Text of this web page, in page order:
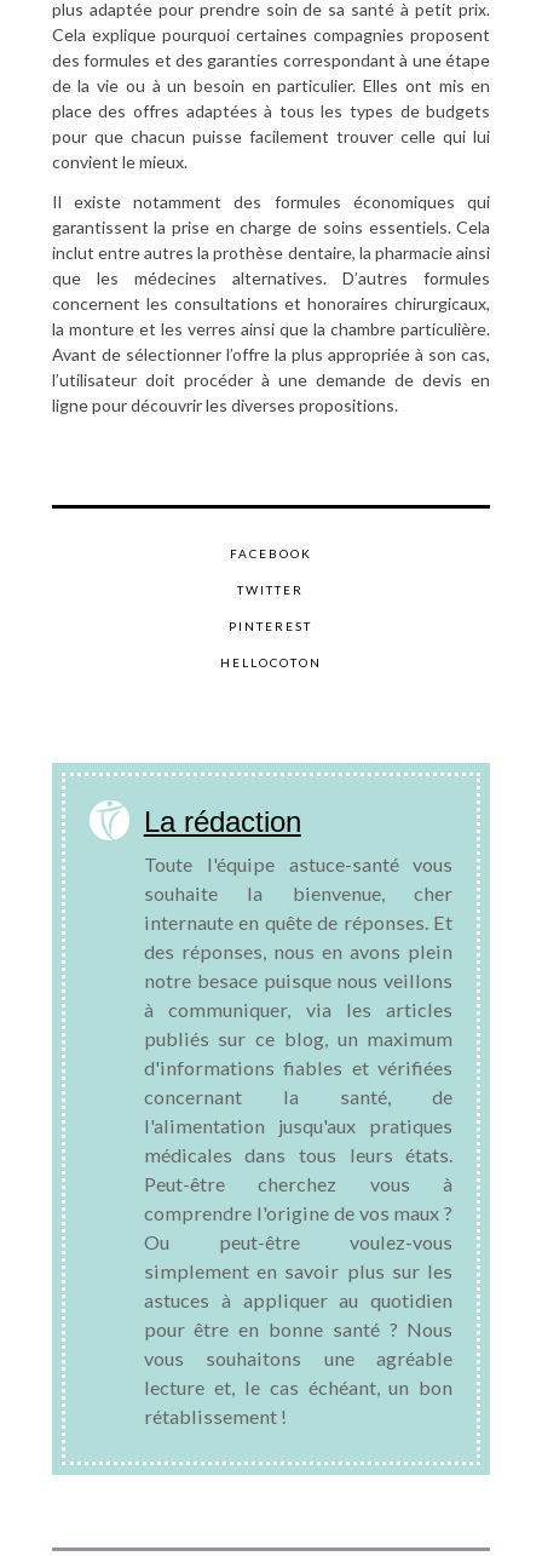
plus adaptée pour prendre soin de sa santé à petit prix.
Cela explique pourquoi certaines compagnies proposent
des formules et des garanties correspondant à une étape
de la vie ou à un besoin en particulier. Elles ont mis en
place des offres adaptées à tous les types de budgets
pour que chacun puisse facilement trouver celle qui lui
convient le mieux.
Il existe notamment des formules économiques qui
garantissent la prise en charge de soins essentiels. Cela
inclut entre autres la prothèse dentaire, la pharmacie ainsi
que les médecines alternatives. D’autres formules
concernent les consultations et honoraires chirurgicaux,
la monture et les verres ainsi que la chambre particulière.
Avant de sélectionner l’offre la plus appropriée à son cas,
l’utilisateur doit procéder à une demande de devis en
ligne pour découvrir les diverses propositions.
FACEBOOK
TWITTER
PINTEREST
HELLOCOTON
La rédaction
Toute l'équipe astuce-santé vous
souhaite la bienvenue, cher
internaute en quête de réponses. Et
des réponses, nous en avons plein
notre besace puisque nous veillons
à communiquer, via les articles
publiés sur ce blog, un maximum
d'informations fiables et vérifiées
concernant la santé, de
l'alimentation jusqu'aux pratiques
médicales dans tous leurs états.
Peut-être cherchez vous à
comprendre l'origine de vos maux ?
Ou peut-être voulez-vous
simplement en savoir plus sur les
astuces à appliquer au quotidien
pour être en bonne santé ? Nous
vous souhaitons une agréable
lecture et, le cas échéant, un bon
rétablissement !